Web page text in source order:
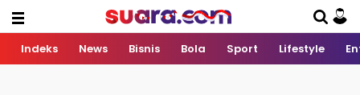
Indeks News Bisnis Bola Sport Lifestyle